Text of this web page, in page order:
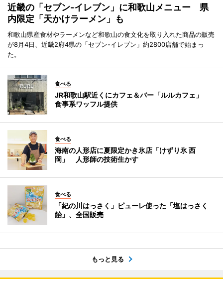
近畿の「セブン-イレブン」に和歌山メニュー 県
内限定「天かけラーメン」も
和歌山県産食材やラーメンなど和歌山の食文化を取り入れた商品の販売
が8月4日、近畿2府4県の「セブン-イレブン」約2800店舗で始まっ
た。
食べる
JR和歌山駅近くにカフェ＆バー「ルルカフェ」
食事系ワッフル提供
食べる
海南の人形店に夏限定かき氷店「けずり氷 西
岡」 人形師の技術生かす
食べる
「紀の川はっさく」ピューレ使った「塩はっさく
飴」、全国販売
もっと見る